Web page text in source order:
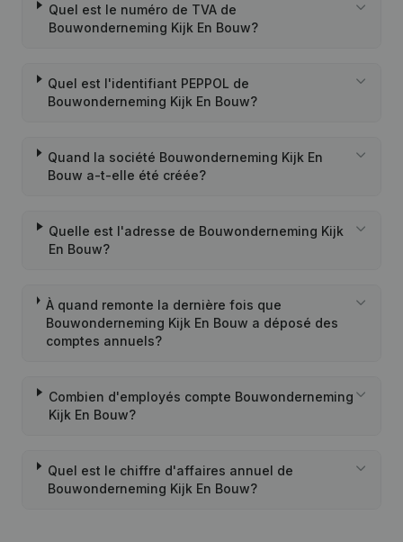
Quel est le numéro de TVA de
Bouwonderneming Kijk En Bouw?
Quel est l'identifiant PEPPOL de
Bouwonderneming Kijk En Bouw?
Quand la société Bouwonderneming Kijk En
Bouw a-t-elle été créée?
Quelle est l'adresse de Bouwonderneming Kijk
En Bouw?
À quand remonte la dernière fois que
Bouwonderneming Kijk En Bouw a déposé des
comptes annuels?
Combien d'employés compte Bouwonderneming
Kijk En Bouw?
Quel est le chiffre d'affaires annuel de
Bouwonderneming Kijk En Bouw?